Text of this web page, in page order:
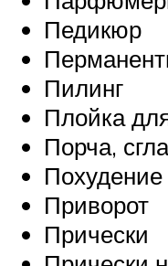
Педикюр
Пилинг
Плойка
Порча,
Похудение
Приворот
Прически